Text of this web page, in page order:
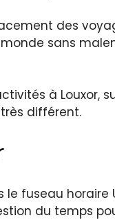
des
sans
à Louxor,
différent.
fuseau
du temps